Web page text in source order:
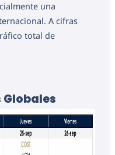
una
A cifras
total de